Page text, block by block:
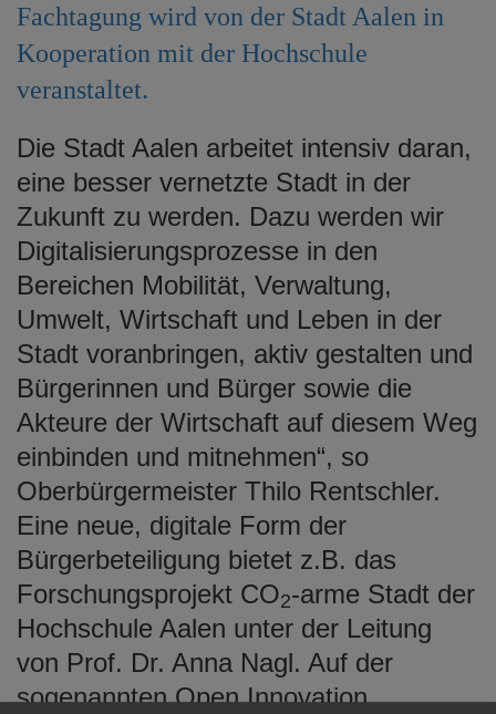
Fachtagung wird von der Stadt Aalen in
Kooperation mit der Hochschule
veranstaltet.
Die Stadt Aalen arbeitet intensiv daran,
eine besser vernetzte Stadt in der
Zukunft zu werden. Dazu werden wir
Digitalisierungsprozesse in den
Bereichen Mobilität, Verwaltung,
Umwelt, Wirtschaft und Leben in der
Stadt voranbringen, aktiv gestalten und
Bürgerinnen und Bürger sowie die
Akteure der Wirtschaft auf diesem Weg
einbinden und mitnehmen“, so
Oberbürgermeister Thilo Rentschler.
Eine neue, digitale Form der
Bürgerbeteiligung bietet z.B. das
Forschungsprojekt CO2-arme Stadt der
Hochschule Aalen unter der Leitung
von Prof. Dr. Anna Nagl. Auf der
sogenannten Open Innovation